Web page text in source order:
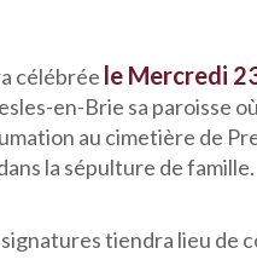
célébrée le Mercredi
en-Brie sa paroisse
au cimetière de
la sépulture de famille.
tiendra lieu de